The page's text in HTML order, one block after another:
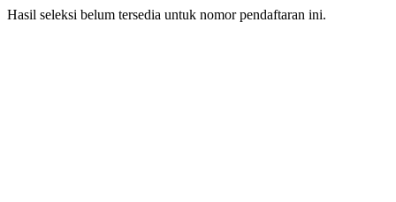
Hasil seleksi belum tersedia untuk nomor pendaftaran ini.